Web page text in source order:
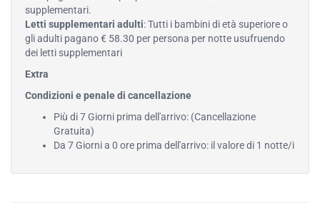
supplementari.
Letti supplementari adulti: Tutti i bambini di età superiore o
gli adulti pagano € 58.30 per persona per notte usufruendo
dei letti supplementari
Extra
Condizioni e penale di cancellazione
Più di 7 Giorni prima dell'arrivo: (Cancellazione
Gratuita)
Da 7 Giorni a 0 ore prima dell'arrivo: il valore di 1 notte/i